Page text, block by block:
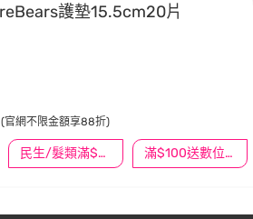
護墊15.5cm20片
民生/髮類滿$388送舒潔冰巾 滿$100送數位印花
(官網不限金額享88折)